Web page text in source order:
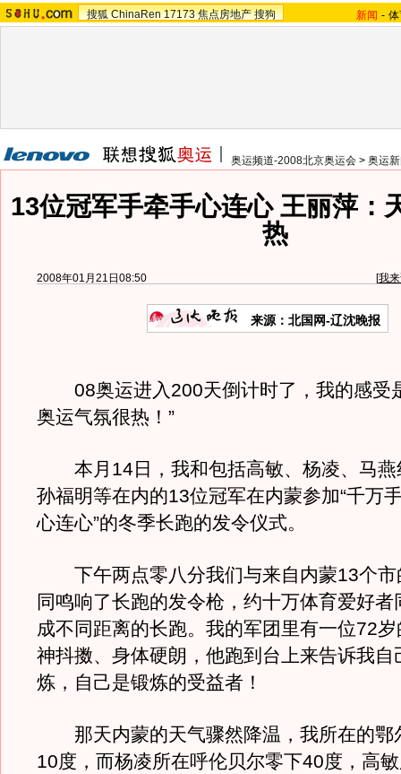
搜狐 ChinaRen 17173 焦点房地产 搜狗 新闻 -
奥运频道-2008北京奥运会 > 奥运
13位冠军手牵手心连心 王丽萍：
热
2008年01月21日08:50 [我
来源：北国网-辽沈晚报
08奥运进入200天倒计时了，我的感受
奥运气氛很热！”
本月14日，我和包括高敏、杨凌、马燕
孙福明等在内的13位冠军在内蒙参加“千万
心连心”的冬季长跑的发令仪式。
下午两点零八分我们与来自内蒙13个市
同鸣响了长跑的发令枪，约十万体育爱好者
成不同距离的长跑。我的军团里有一位72
神抖擞、身体硬朗，他跑到台上来告诉我自
炼，自己是锻炼的受益者！
那天内蒙的天气骤然降温，我所在的鄂
10度，而杨凌所在呼伦贝尔零下40度，高